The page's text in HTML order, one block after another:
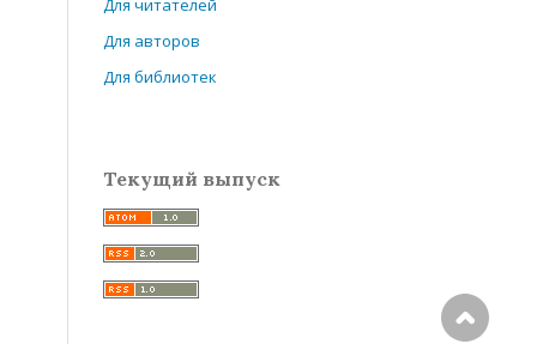
Для читателей
Для авторов
Для библиотек
Текущий выпуск